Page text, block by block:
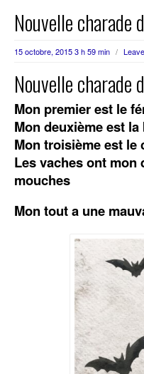
Nouvelle charade
15 octobre, 2015 3 h 59 min /
Nouvelle charade
Mon premier est le
Mon deuxième est
Mon troisième est le
Les vaches ont mon
mouches
Mon tout a une